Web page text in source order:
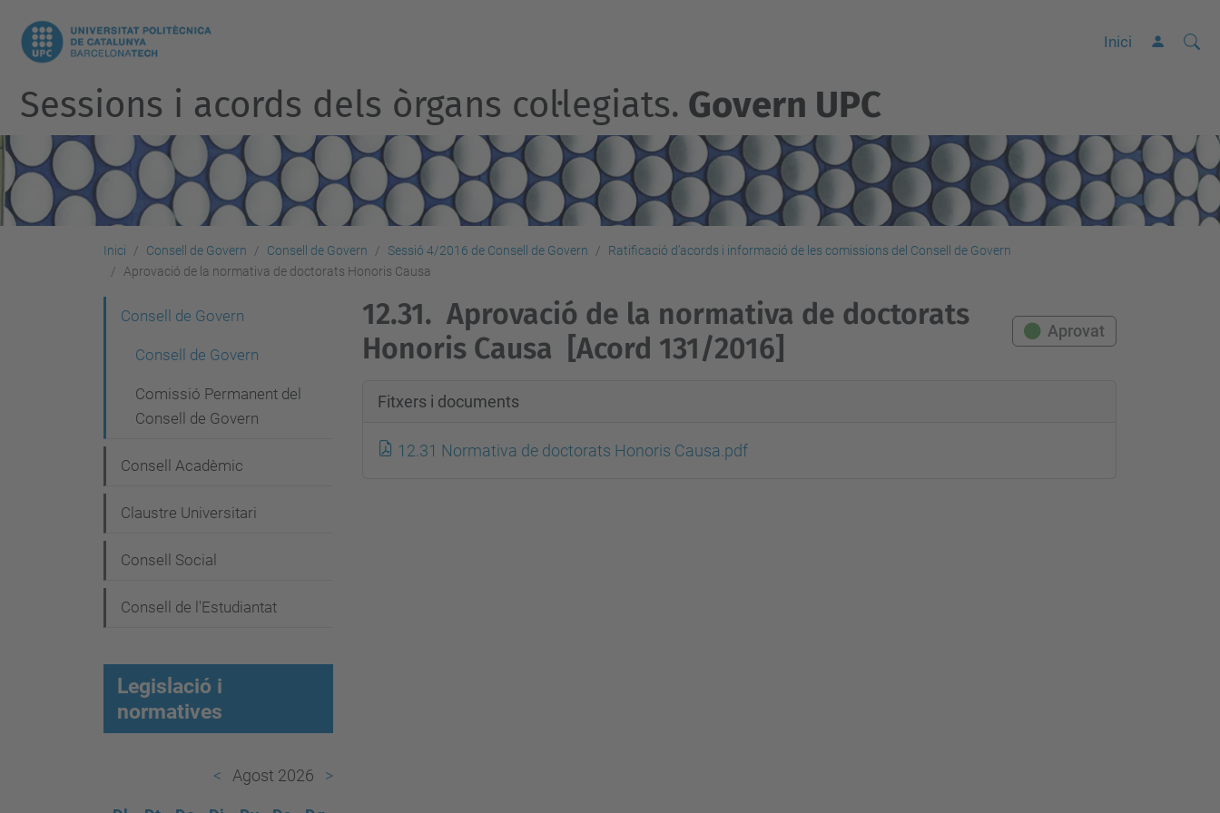
Inici Cerca
C
a
a
v
a
Sessions i acords dels òrgans col·legiats. Govern UPC
Inici Consell de Govern Consell de Govern Sessió 4/2016 de Consell de Govern
Ratificació d’acords i informació de les comissions del Consell de Govern
Aprovació de la normativa de doctorats Honoris Causa
12.31. Aprovació de la normativa de doctorats
Honoris Causa
[Acord 131/2016] Aprovat
Fitxers i documents
12.31 Normativa de doctorats Honoris Causa.pdf
g
c
i
Consell de Govern
Consell de Govern
Comissió Permanent del
Consell de Govern
Consell Acadèmic
Claustre Universitari
Consell Social
Consell de l'Estudiantat
Legislació i
normatives
Agost 2026